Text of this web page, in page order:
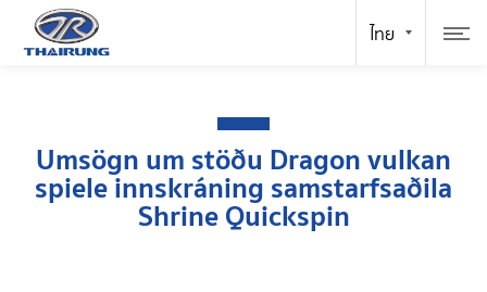
Umsögn um stöðu Dragon vulkan
spiele innskráning samstarfsaðila
Shrine Quickspin